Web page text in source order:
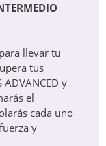
llevar tu
tus
ADVANCED y
el
cada uno
y
tú quieras,
y a tu
menos
quienes